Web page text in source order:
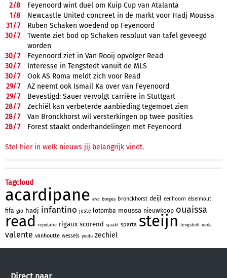
2/8
Feyenoord wint duel om Kuip Cup van Atalanta
1/8
Newcastle United concreet in de markt voor Hadj Moussa
31/7
Ruben Schaken woedend op Feyenoord
30/7
Twente ziet bod op Schaken resoluut van tafel geveegd
worden
30/7
Feyenoord ziet in Van Rooij opvolger Read
30/7
Interesse in Tengstedt vanuit de MLS
30/7
Ook AS Roma meldt zich voor Read
29/7
AZ neemt ook Ismail Ka over van Feyenoord
29/7
Bevestigd: Sauer vervolgt carrière in Stuttgart
28/7
Zechiël kan verbeterde aanbieding tegemoet zien
28/7
Van Bronckhorst wil versterkingen op twee posities
28/7 Forest staakt onderhandelingen met Feyenoord
Stel hier in welk nieuws jij belangrijk vindt.
Tagcloud
acardipane aivd borges bronckhorst deijl eenhoorn elsenhout
fifa gio hadj infantino juste lotomba moussa nieuwkoop ouaissa
read reputatie rigaux scorend sjaakf sparta steijn tengstedt ueda
valente vanhoutte wessels youtu zechiel